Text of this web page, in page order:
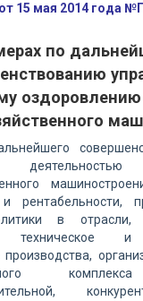
от 15 мая 2014 года
по
рентабельности,
в отрасли,
техническое и